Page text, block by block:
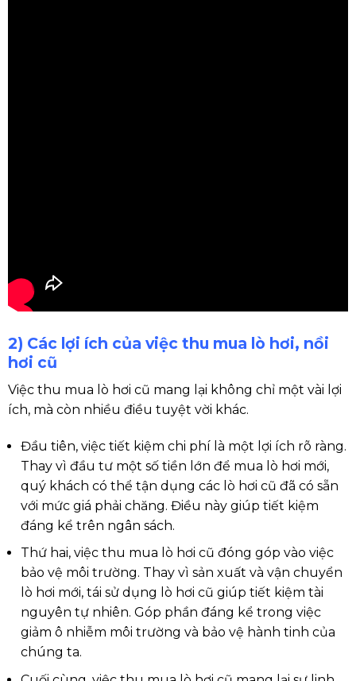
2) Các lợi ích của việc thu mua lò hơi, nồi
hơi cũ
Việc thu mua lò hơi cũ mang lại không chỉ một vài lợi
ích, mà còn nhiều điều tuyệt vời khác.
Đầu tiên, việc tiết kiệm chi phí là một lợi ích rõ ràng.
Thay vì đầu tư một số tiền lớn để mua lò hơi mới,
quý khách có thể tận dụng các lò hơi cũ đã có sẵn
với mức giá phải chăng. Điều này giúp tiết kiệm
đáng kể trên ngân sách.
Thứ hai, việc thu mua lò hơi cũ đóng góp vào việc
bảo vệ môi trường. Thay vì sản xuất và vận chuyển
lò hơi mới, tái sử dụng lò hơi cũ giúp tiết kiệm tài
nguyên tự nhiên. Góp phần đáng kể trong việc
giảm ô nhiễm môi trường và bảo vệ hành tinh của
chúng ta.